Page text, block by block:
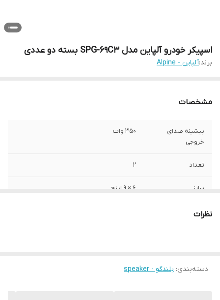
اسپیکر خودرو آلپاین مدل SPG-69C3 بسته دو عددی
برند:آلپاین - Alpine
مشخصات
بیشینه صدای
خروجی
350 وات
تعداد 2
سایز 6 × 9 اینچ
عمق نصبنظرات
دسته‌بندی: بلندگو - speaker